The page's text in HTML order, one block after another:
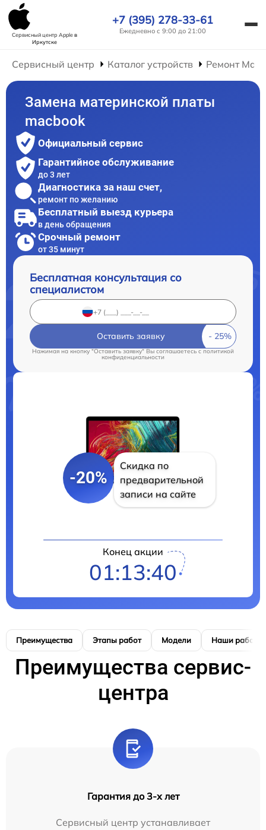
Сервисный центр Appleв
Иркутске
+7 (395) 278-33-61
Ежедневно с 9:00 до 21:00
Сервисный центр Каталог устройств Ремонт
Замена материнской платы
macbook
Официальный сервис
Гарантийное обслуживание
до 3 лет
Диагностика за наш счет,
ремонт по желанию
Бесплатный выезд курьера
в день обращения
Срочный ремонт
от 35 минут
Бесплатная консультация со
специалистом
Оставить заявку
Нажимая на кнопку "Оставить заявку" Вы соглашаетесь cполитикой
конфиденциальности
-20%
Скидка по
предварительной
записи на сайте
Конец акции
01:13:39
Преимущества Этапы работ Модели Наши работы
Преимущества сервис-
центра
Гарантия до 3-х лет
Сервисный центр устанавливает